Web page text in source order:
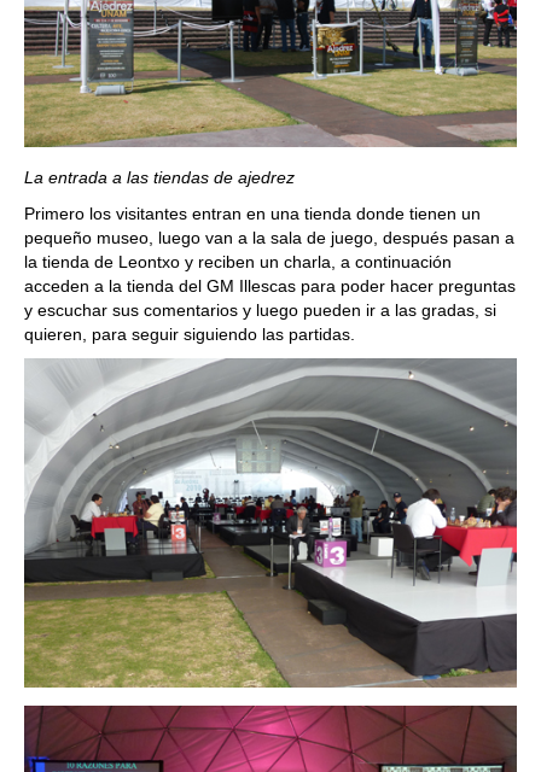
La entrada a las tiendas de ajedrez
Primero los visitantes entran en una tienda donde tienen un
pequeño museo, luego van a la sala de juego, después pasan a
la tienda de Leontxo y reciben un charla, a continuación
acceden a la tienda del GM Illescas para poder hacer preguntas
y escuchar sus comentarios y luego pueden ir a las gradas, si
quieren, para seguir siguiendo las partidas.